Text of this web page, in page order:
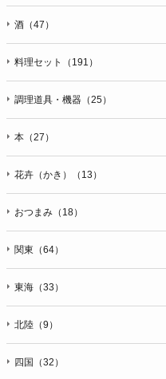
酒（47）
料理セット（191）
調理道具・機器（25）
本（27）
花卉（かき）（13）
おつまみ（18）
関東（64）
東海（33）
北陸（9）
四国（32）